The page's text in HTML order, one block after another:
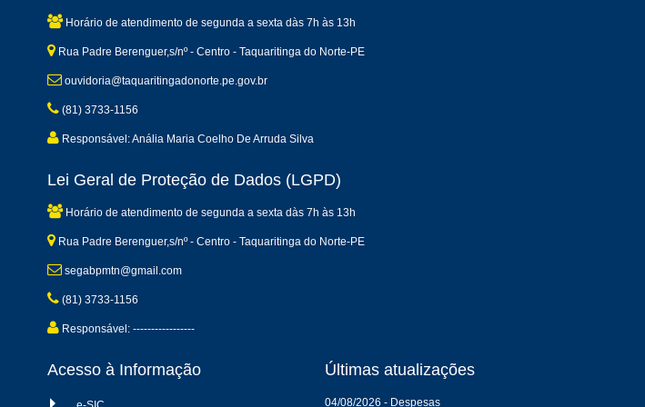
Horário de atendimento de segunda a sexta dàs 7h às 13h
Rua Padre Berenguer,s/nº - Centro - Taquaritinga do Norte-PE
ouvidoria@taquaritingadonorte.pe.gov.br
(81) 3733-1156
Responsável: Anália Maria Coelho De Arruda Silva
Lei Geral de Proteção de Dados (LGPD)
Horário de atendimento de segunda a sexta dàs 7h às 13h
Rua Padre Berenguer,s/nº - Centro - Taquaritinga do Norte-PE
segabpmtn@gmail.com
(81) 3733-1156
Responsável: -----------------
Acesso à Informação Últimas atualizações
04/08/2026 - Despesas